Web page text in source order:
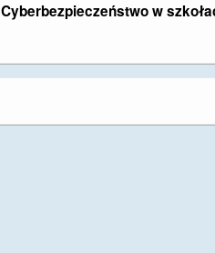
Cyberbezpieczeństwo w